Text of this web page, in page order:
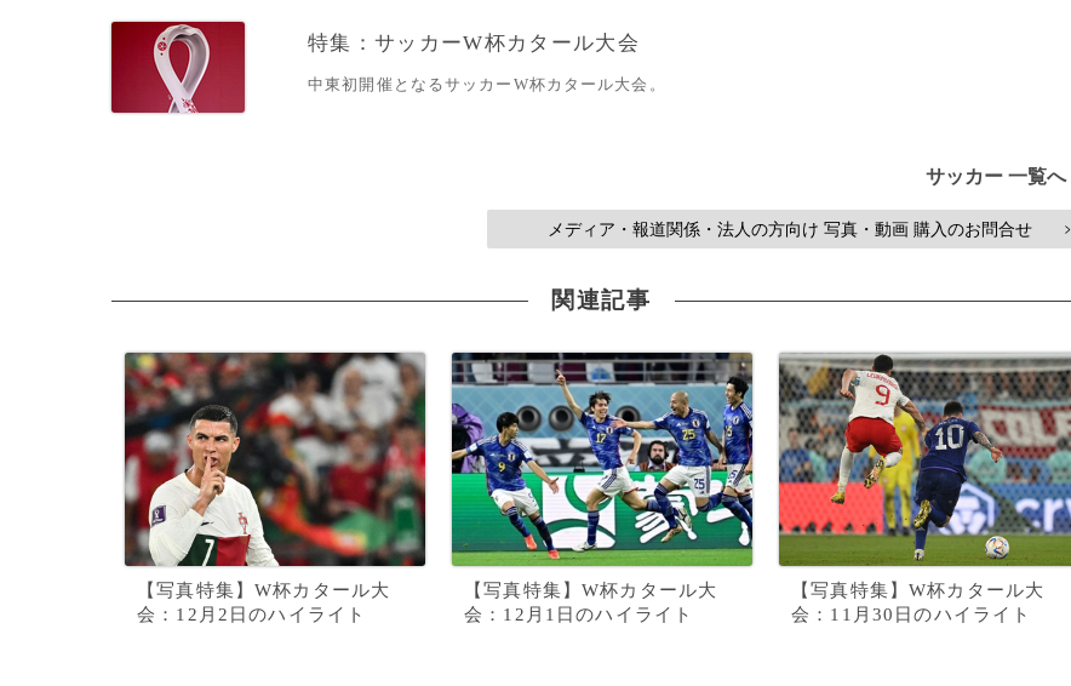
特集：サッカーW杯カタール大会
中東初開催となるサッカーW杯カタール大会。
サッカー 一覧へ
メディア・報道関係・法人の方向け 写真・動画 購入のお問合せ >
関連記事
【写真特集】W杯カタール大
会：12月2日のハイライト
【写真特集】W杯カタール大
会：12月1日のハイライト
【写真特集】W杯カタール大
会：11月30日のハイライト